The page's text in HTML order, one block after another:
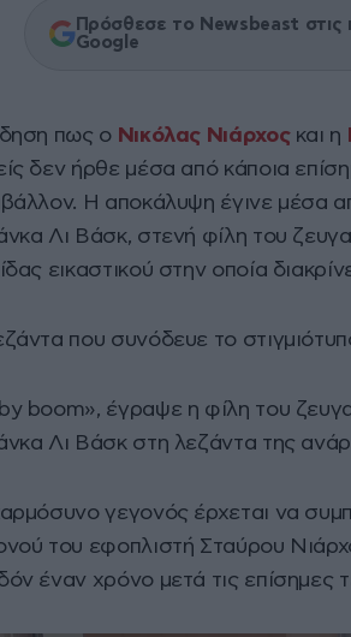
Πρόσθεσε το Newsbeast στις
Google
πως ο Νικόλας Νιάρχοςκαι η
δεν ήρθε μέσα από κάποια
Η αποκάλυψη έγινε μέσα
Λι Βάσκ, στενή φίλη του
εικαστικού στην οποία
που συνόδευε το
boom», έγραψε η φίλη του
Λι Βάσκ στη λεζάντα της
γεγονός έρχεται να
του εφοπλιστή Σταύρου
έναν χρόνο μετά τις επίσημες